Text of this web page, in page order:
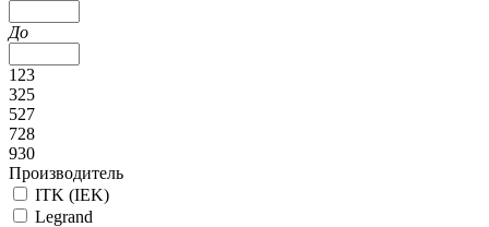
До
123
325
527
728
930
Производитель
ITK (IEK)
Legrand